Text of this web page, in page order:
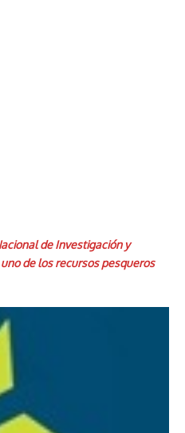
de Investigación y
de los recursos pesqueros